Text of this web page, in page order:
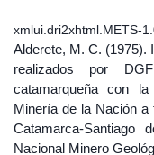
xmlui.dri2xhtml.METS-
Alderete, M. C. (1975).
realizados por
catamarqueña con
Minería de la Nación
Catamarca-Santiago
Nacional Minero